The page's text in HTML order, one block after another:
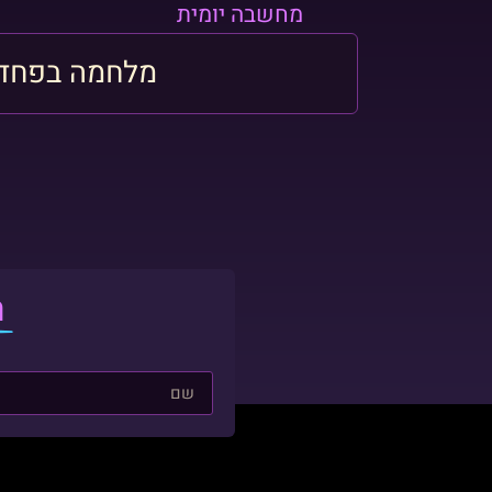
מחשבה יומית
מלחמה